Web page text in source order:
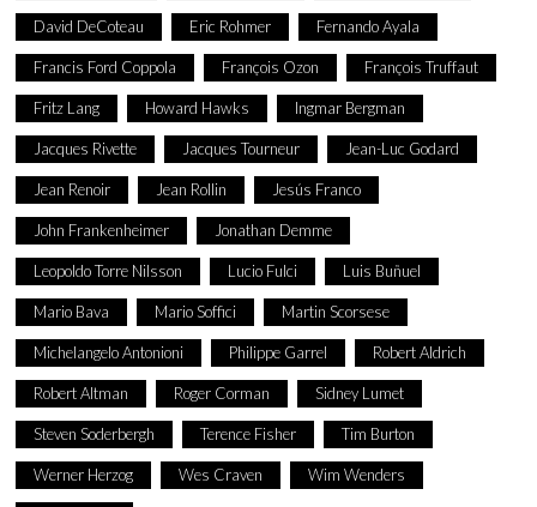
David DeCoteau Eric Rohmer Fernando Ayala
Francis Ford Coppola François Ozon François Truffaut
Fritz Lang Howard Hawks Ingmar Bergman
Jacques Rivette Jacques Tourneur Jean-Luc Godard
Jean Renoir Jean Rollin Jesús Franco
John Frankenheimer Jonathan Demme
Leopoldo Torre Nilsson Lucio Fulci Luis Buñuel
Mario Bava Mario Soffici Martin Scorsese
Michelangelo Antonioni Philippe Garrel Robert Aldrich
Robert Altman Roger Corman Sidney Lumet
Steven Soderbergh Terence Fisher Tim Burton
Werner Herzog Wes Craven Wim Wenders